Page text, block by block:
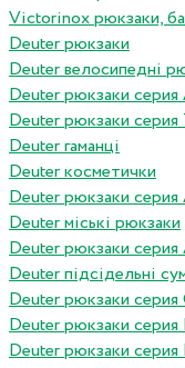
Victorinox рюкзаки,
Deuter рюкзаки
Deuter велосипедні
Deuter рюкзаки
Deuter рюкзаки серия
Deuter гаманці
Deuter косметички
Deuter рюкзаки
Deuter міські рюкзаки
Deuter рюкзаки
Deuter підсідельні
Deuter рюкзаки
Deuter рюкзаки
Deuter рюкзаки серия